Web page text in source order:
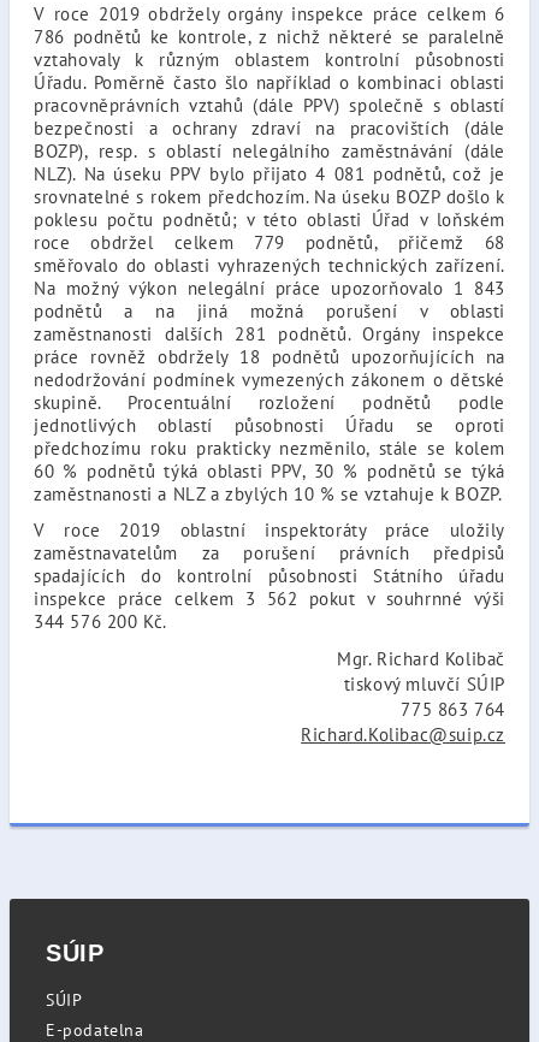
V roce 2019 obdržely orgány inspekce práce celkem 6
786 podnětů ke kontrole, z nichž některé se paralelně
vztahovaly k různým oblastem kontrolní působnosti
Úřadu. Poměrně často šlo například o kombinaci oblasti
pracovněprávních vztahů (dále PPV) společně s oblastí
bezpečnosti a ochrany zdraví na pracovištích (dále
BOZP), resp. s oblastí nelegálního zaměstnávání (dále
NLZ). Na úseku PPV bylo přijato 4 081 podnětů, což je
srovnatelné s rokem předchozím. Na úseku BOZP došlo k
poklesu počtu podnětů; v této oblasti Úřad v loňském
roce obdržel celkem 779 podnětů, přičemž 68
směřovalo do oblasti vyhrazených technických zařízení.
Na možný výkon nelegální práce upozorňovalo 1 843
podnětů a na jiná možná porušení v oblasti
zaměstnanosti dalších 281 podnětů. Orgány inspekce
práce rovněž obdržely 18 podnětů upozorňujících na
nedodržování podmínek vymezených zákonem o dětské
skupině. Procentuální rozložení podnětů podle
jednotlivých oblastí působnosti Úřadu se oproti
předchozímu roku prakticky nezměnilo, stále se kolem
60 % podnětů týká oblasti PPV, 30 % podnětů se týká
zaměstnanosti a NLZ a zbylých 10 % se vztahuje k BOZP.
V roce 2019 oblastní inspektoráty práce uložily
zaměstnavatelům za porušení právních předpisů
spadajících do kontrolní působnosti Státního úřadu
inspekce práce celkem 3 562 pokut v souhrnné výši
344 576 200 Kč.
Mgr. Richard Kolibač
tiskový mluvčí SÚIP
775 863 764
Richard.Kolibac@suip.cz
SÚIP
SÚIP
E-podatelna